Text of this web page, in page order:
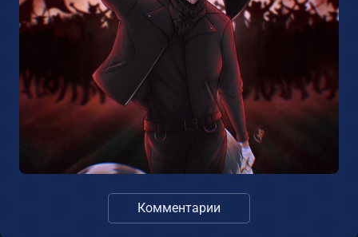
Комментарии